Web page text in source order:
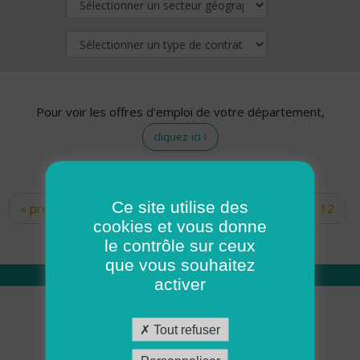
Pour voir les offres d'emploi de votre département,
cliquez ici !
Pages
« premier ‹ précédent … 10
12
14 15 16 17
Qui sommes nous
Académie ADMR
Ce site utilise des
cookies et vous donne
le contrôle sur ceux
que vous souhaitez
activer
Tout refuser